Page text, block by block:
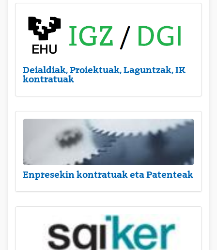
Deialdiak, Proiektuak, Laguntzak, IK
kontratuak
Enpresekin kontratuak eta Patenteak